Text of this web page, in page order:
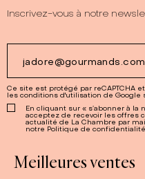
Inscrivez-vous à notre
Ce site est protégé par reCAPTCHA
les conditions d'utilisation de Google
En cliquant sur « s’abonner à la
acceptez de recevoir les offres
actualité de La Chambre par
notre Politique de confidentialité.
Meilleures ventes